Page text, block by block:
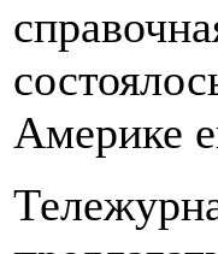
Америке